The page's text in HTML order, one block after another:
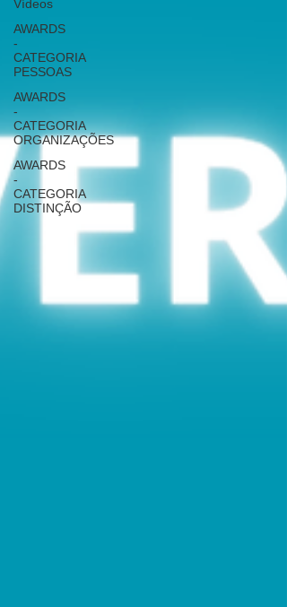
Vídeos
AWARDS
-
CATEGORIA
PESSOAS
AWARDS
-
CATEGORIA
ORGANIZAÇÕES
AWARDS
-
CATEGORIA
DISTINÇÃO